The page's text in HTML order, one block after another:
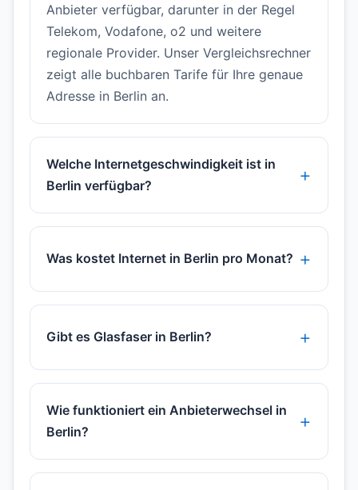
Anbieter verfügbar, darunter in der Regel
Telekom, Vodafone, o2 und weitere
regionale Provider. Unser Vergleichsrechner
zeigt alle buchbaren Tarife für Ihre genaue
Adresse in Berlin an.
Welche Internetgeschwindigkeit ist in
Berlin verfügbar?
Was kostet Internet in Berlin pro Monat?
Gibt es Glasfaser in Berlin?
Wie funktioniert ein Anbieterwechsel in
Berlin?